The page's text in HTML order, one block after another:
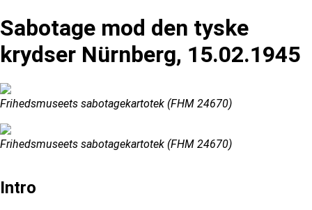
Sabotage mod den tyske
krydser Nürnberg, 15.02.1945
Frihedsmuseets sabotagekartotek (FHM 24670)
Frihedsmuseets sabotagekartotek (FHM 24670)
Intro